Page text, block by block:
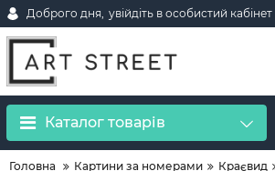
Доброго дня, увійдіть в особистий кабінет
Каталог товарів
Головна Картини за номерами Краєвид